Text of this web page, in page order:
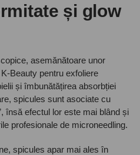
și glow
asemănătoare unor
Beauty pentru exfoliere
și îmbunătățirea absorbției
spicules sunt asociate cu
însă efectul lor este mai blând și
profesionale de microneedling.
spicules apar mai ales în